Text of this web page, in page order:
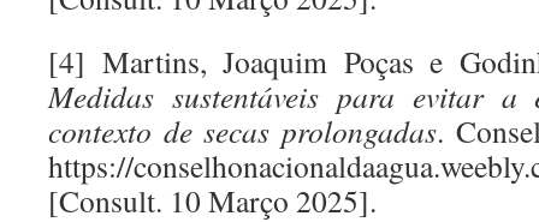
[4] Martins, Joaquim Poças e
Medidas sustentáveis para evitar a
contexto de secas prolongadas.
https://
[Consult. 10 Março 2025].